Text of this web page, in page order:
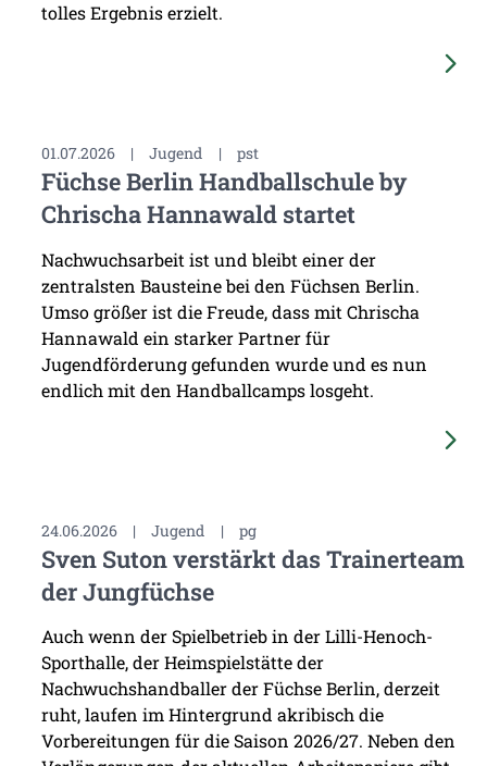
tolles Ergebnis erzielt.
01.07.2026 | Jugend | pst
Füchse Berlin Handballschule by
Chrischa Hannawald startet
Nachwuchsarbeit ist und bleibt einer der
zentralsten Bausteine bei den Füchsen Berlin.
Umso größer ist die Freude, dass mit Chrischa
Hannawald ein starker Partner für
Jugendförderung gefunden wurde und es nun
endlich mit den Handballcamps losgeht.
24.06.2026 | Jugend | pg
Sven Suton verstärkt das Trainerteam
der Jungfüchse
Auch wenn der Spielbetrieb in der Lilli-Henoch-
Sporthalle, der Heimspielstätte der
Nachwuchshandballer der Füchse Berlin, derzeit
ruht, laufen im Hintergrund akribisch die
Vorbereitungen für die Saison 2026/27. Neben den